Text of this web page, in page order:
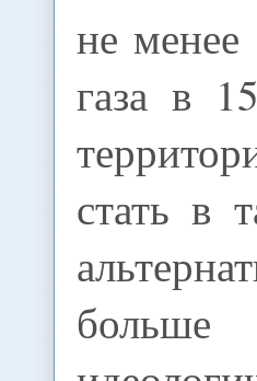
не менее
газа в
стать в